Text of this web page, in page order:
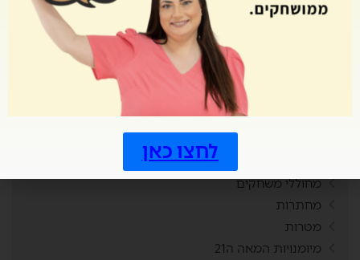
מחולל דומינו
מחולל סולמות ונחשים
מחולל קובייה
מחוללי משחקים
מחתרות
מטרות
מיומנויות המאה ה21
לחצו כאן